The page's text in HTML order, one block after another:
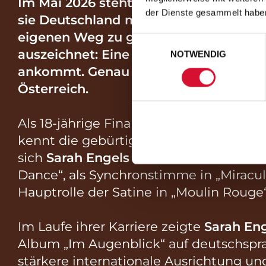
der Dienste gesammelt
Einwilligungsauswahl
NOTWENDIG
sie Deutschland mit dem Song
eigenen Weg zu gehen. Vor einem
auszeichnet: Eine starke Stimme,
ankommt. Genau dieses Feuer
Österreich.
Als 18-jährige Finalistin von
kennt die gebürtige Kölnerin kaum
sich Sarah Engelsfest in der
Dance“, als Synchronstimme in
Hauptrolle der Satine in „Moulin
Im Laufe ihrer Karriere zeigte Sarah
Album „Im Augenblick“ auf
stärkere internationale Ausrichtung